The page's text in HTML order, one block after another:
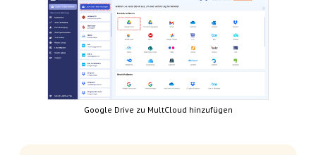
Google Drive zu MultCloud hinzufügen